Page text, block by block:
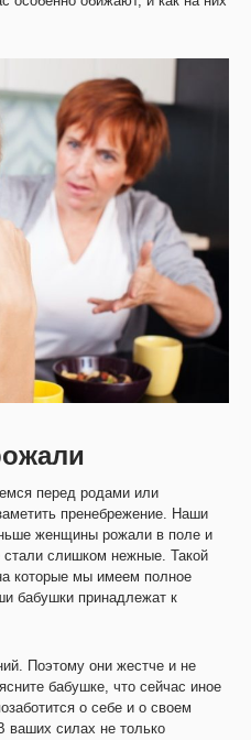
перед родами или
пренебрежение. Наши
женщины рожали в поле и
слишком нежные. Такой
которые мы имеем полное
бабушки принадлежат к
Поэтому они жестче и не
бабушке, что сейчас иное
о себе и о своем
ваших силах не только